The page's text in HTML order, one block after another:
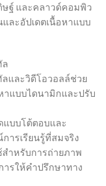
ฐ์ และคลาวด์คอมพิว
ละอัปเดตเนื้อหาแบบ
ล
และวิดีโอวอลล์ช่วย
าแบบไดนามิกและปรับ
แบบโต้ตอบและ
ารเรียนรู้ที่สมจริง
ำหรับการถ่ายภาพ
ารให้คำปรึกษาทาง